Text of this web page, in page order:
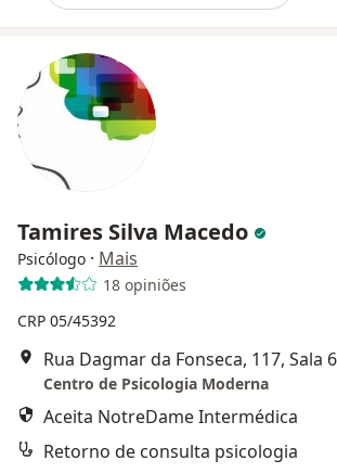
Tamires Silva Macedo
Psicólogo · Mais
18 opiniões
CRP 05/45392
Centro de Psicologia Moderna
Aceita NotreDame Intermédica
Retorno de consulta psicologia